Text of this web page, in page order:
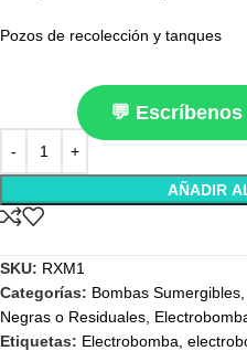
Pozos de recolección y tanques
💬
AÑADIR
SKU: RXM1
Categorías: Bombas Sumergibles
Negras o Residuales
Etiquetas: Electrobomba